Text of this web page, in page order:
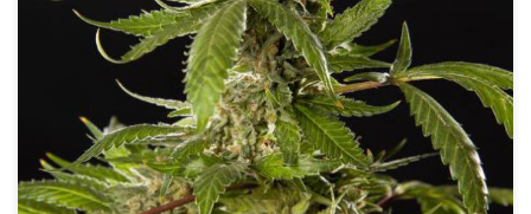
Co to jest Khardala i gdzie jest produkowana? Khardala –
marokańska legenda konopi o nieznanym rodowodzie i niezwykłej
odporności Słowo „Khardala” pochodzi z dialektu berberyjskiego
używanego w regionie gór Rif, położonym na północy Maroka. W
lokalnej mowie oznacza ono zazwyczaj „mieszankę” lub
„kompozycję”. To trafne określenie, biorąc pod uwagę, że […]